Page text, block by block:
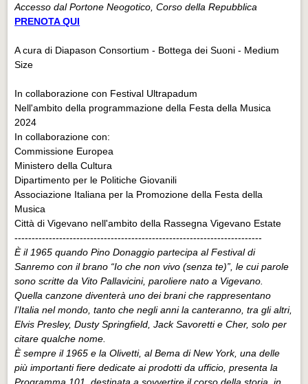
Accesso dal Portone Neogotico, Corso della Repubblica
PRENOTA QUI
A cura di Diapason Consortium - Bottega dei Suoni - Medium
Size
In collaborazione con Festival Ultrapadum
Nell'ambito della programmazione della Festa della Musica
2024
In collaborazione con:
Commissione Europea
Ministero della Cultura
Dipartimento per le Politiche Giovanili
Associazione Italiana per la Promozione della Festa della
Musica
Città di Vigevano nell'ambito della Rassegna Vigevano Estate
------------------------------------------------------------------------
È il 1965 quando Pino Donaggio partecipa al Festival di
Sanremo con il brano “Io che non vivo (senza te)”, le cui parole
sono scritte da Vito Pallavicini, paroliere nato a Vigevano.
Quella canzone diventerà uno dei brani che rappresentano
l’Italia nel mondo, tanto che negli anni la canteranno, tra gli altri,
Elvis Presley, Dusty Springfield, Jack Savoretti e Cher, solo per
citare qualche nome.
È sempre il 1965 e la Olivetti, al Bema di New York, una delle
più importanti fiere dedicate ai prodotti da ufficio, presenta la